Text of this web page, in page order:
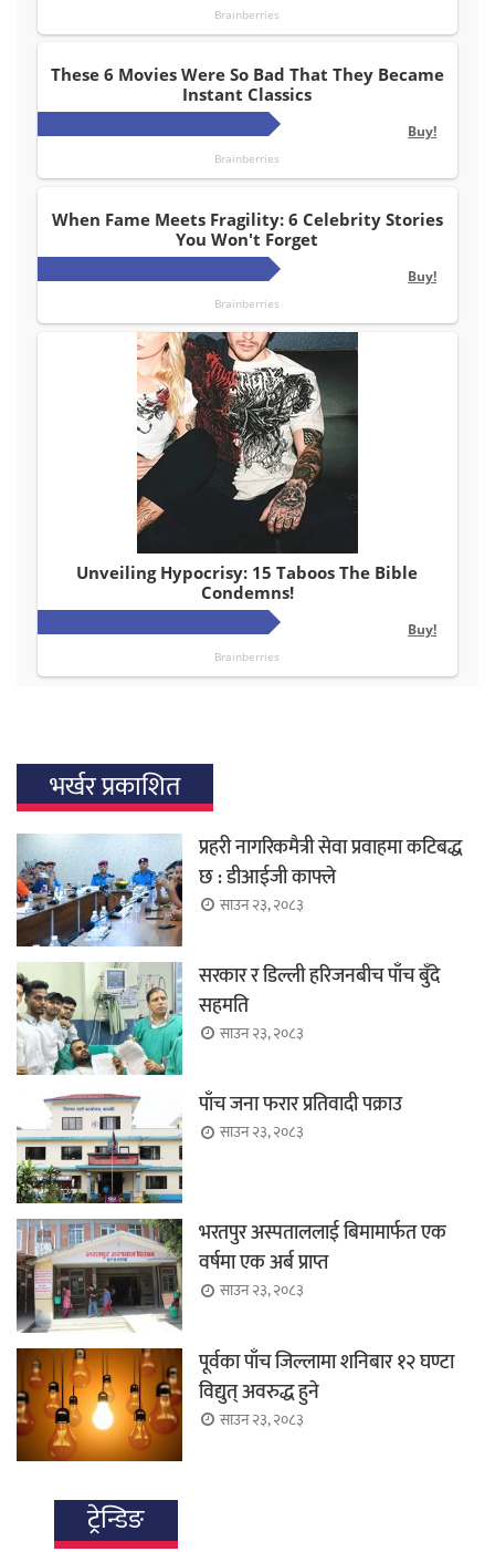
भर्खर प्रकाशित
प्रहरी नागरिकमैत्री सेवा प्रवाहमा कटिबद्ध
छ : डीआईजी काफ्ले
साउन २३, २०८३
सरकार र डिल्ली हरिजनबीच पाँच बुँदे
सहमति
साउन २३, २०८३
पाँच जना फरार प्रतिवादी पक्राउ
साउन २३, २०८३
भरतपुर अस्पताललाई बिमामार्फत एक
वर्षमा एक अर्ब प्राप्त
साउन २३, २०८३
पूर्वका पाँच जिल्लामा शनिबार १२ घण्टा
विद्युत् अवरुद्ध हुने
साउन २३, २०८३
ट्रेन्डिङ